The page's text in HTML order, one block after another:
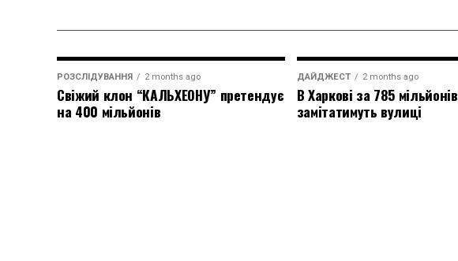
РОЗСЛІДУВАННЯ 2 months ago
Свіжий клон “КАЛЬХЕОНУ” претендує
на 400 мільйонів
ДАЙДЖЕСТ 2 months ago
В Харкові за 785 мільйонів
замітатимуть вулиці